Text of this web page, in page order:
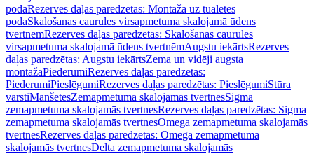
podaRezerves daļas paredzētas: Montāža uz tualetes
podaSkalošanas caurules virsapmetuma skalojamā ūdens
tvertnēmRezerves daļas paredzētas: Skalošanas caurules
virsapmetuma skalojamā ūdens tvertnēmAugstu iekārtsRezerves
daļas paredzētas: Augstu iekārtsZema un vidēji augsta
montāžaPiederumiRezerves daļas paredzētas:
PiederumiPieslēgumiRezerves daļas paredzētas: PieslēgumiStūra
vārstiManšetesZemapmetuma skalojamās tvertnesSigma
zemapmetuma skalojamās tvertnesRezerves daļas paredzētas: Sigma
zemapmetuma skalojamās tvertnesOmega zemapmetuma skalojamās
tvertnesRezerves daļas paredzētas: Omega zemapmetuma
skalojamās tvertnesDelta zemapmetuma skalojamās